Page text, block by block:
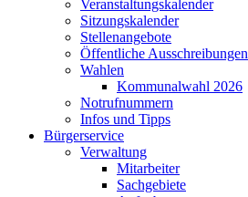
Veranstaltungskalender
Sitzungskalender
Stellenangebote
Öffentliche Ausschreibungen
Wahlen
Kommunalwahl 2026
Notrufnummern
Infos und Tipps
Bürgerservice
Verwaltung
Mitarbeiter
Sachgebiete